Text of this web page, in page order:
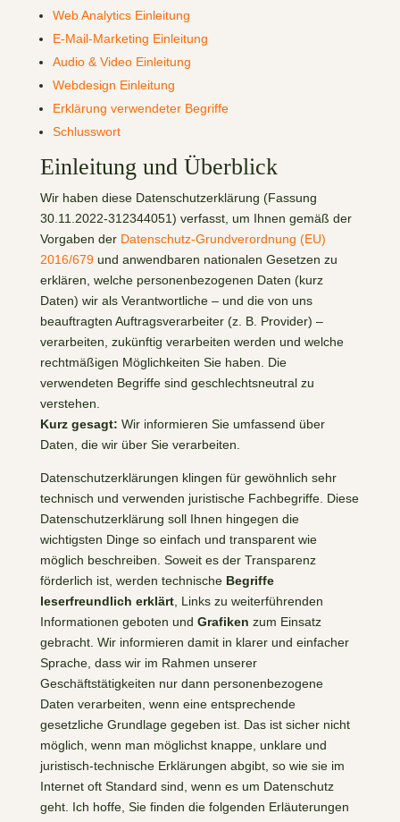
Web Analytics Einleitung
E-Mail-Marketing Einleitung
Audio & Video Einleitung
Webdesign Einleitung
Erklärung verwendeter Begriffe
Schlusswort
Einleitung und Überblick
Wir haben diese Datenschutzerklärung (Fassung
30.11.2022-312344051) verfasst, um Ihnen gemäß der
Vorgaben der Datenschutz-Grundverordnung (EU)
2016/679und anwendbaren nationalen Gesetzen zu
erklären, welche personenbezogenen Daten (kurz
Daten) wir als Verantwortliche – und die von uns
beauftragten Auftragsverarbeiter (z. B. Provider) –
verarbeiten, zukünftig verarbeiten werden und welche
rechtmäßigen Möglichkeiten Sie haben. Die
verwendeten Begriffe sind geschlechtsneutral zu
verstehen.
Kurz gesagt: Wir informieren Sie umfassend über
Daten, die wir über Sie verarbeiten.
Datenschutzerklärungen klingen für gewöhnlich sehr
technisch und verwenden juristische Fachbegriffe. Diese
Datenschutzerklärung soll Ihnen hingegen die
wichtigsten Dinge so einfach und transparent wie
möglich beschreiben. Soweit es der Transparenz
förderlich ist, werden technische Begriffe
leserfreundlich erklärt, Links zu weiterführenden
Informationen geboten und Grafiken zum Einsatz
gebracht. Wir informieren damit in klarer und einfacher
Sprache, dass wir im Rahmen unserer
Geschäftstätigkeiten nur dann personenbezogene
Daten verarbeiten, wenn eine entsprechende
gesetzliche Grundlage gegeben ist. Das ist sicher nicht
möglich, wenn man möglichst knappe, unklare und
juristisch-technische Erklärungen abgibt, so wie sie im
Internet oft Standard sind, wenn es um Datenschutz
geht. Ich hoffe, Sie finden die folgenden Erläuterungen